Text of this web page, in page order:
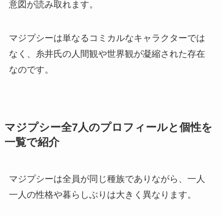
意図が読み取れます。
マジプシーは単なるコミカルなキャラクターでは
なく、糸井氏の人間観や世界観が凝縮された存在
なのです。
マジプシー全7人のプロフィールと個性を
一覧で紹介
マジプシーは全員が同じ種族でありながら、一人
一人の性格や暮らしぶりは大きく異なります。